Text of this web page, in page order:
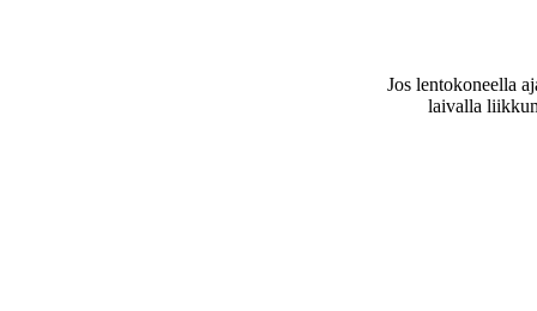
Jos lentokoneella
laivalla